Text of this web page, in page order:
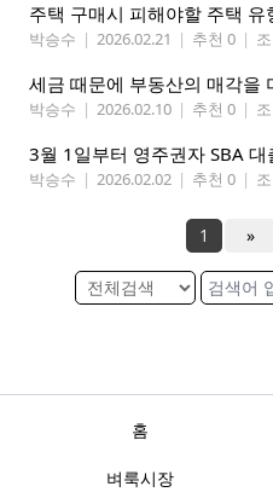
주택 구매시 피해야할 주택 유
박승수 | 2026.02.21 | 추천 0 |
세금 때문에 부동산의 매각을
박승수 | 2026.02.10 | 추천 0 |
3월 1일부터 영주권자 SBA
박승수 | 2026.02.02 | 추천 0 |
1 »
홈
벼룩시장